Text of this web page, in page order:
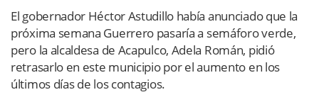
El gobernador Héctor Astudillo había anunciado que la
próxima semana Guerrero pasaría a semáforo verde,
pero la alcaldesa de Acapulco, Adela Román, pidió
retrasarlo en este municipio por el aumento en los
últimos días de los contagios.